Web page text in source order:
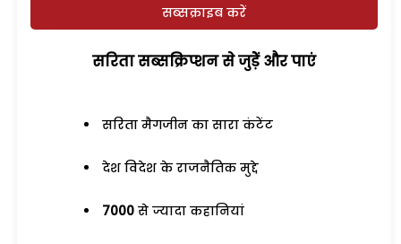
सब्सक्राइब करें
सरिता सब्सक्रिप्शन से जुड़ेें और पाएं
सरिता मैगजीन का सारा कंटेंट
देश विदेश के राजनैतिक मुद्दे
7000 से ज्यादा कहानियां